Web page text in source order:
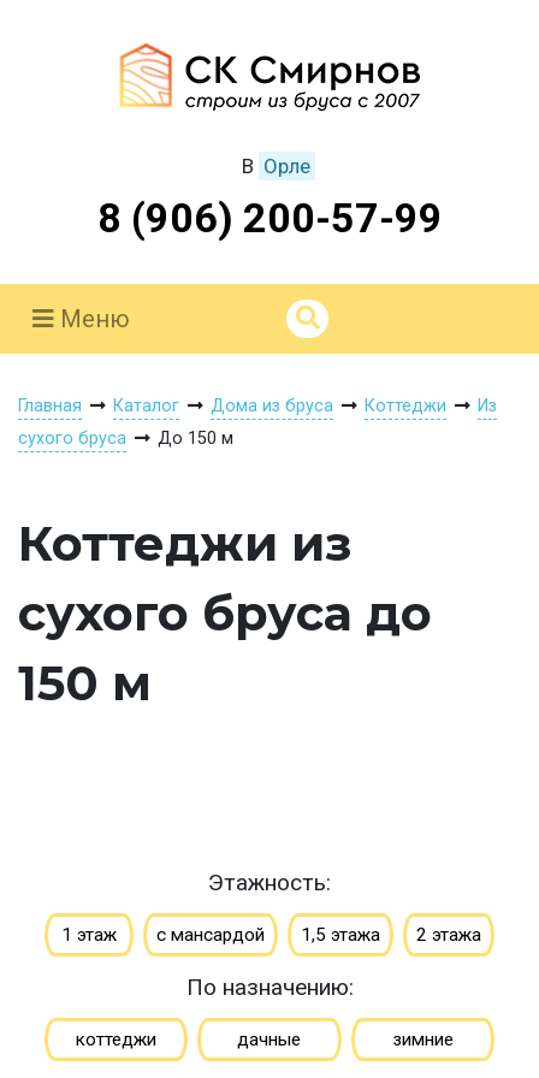
В Орле
8 (906) 200-57-99
Меню
Главная Каталог Дома из бруса Коттеджи
Из
сухого бруса
До 150 м
Коттеджи из
сухого бруса до
150 м
Этажность:
1 этаж с мансардой 1,5 этажа 2 этажа
По назначению:
коттеджи дачные зимние